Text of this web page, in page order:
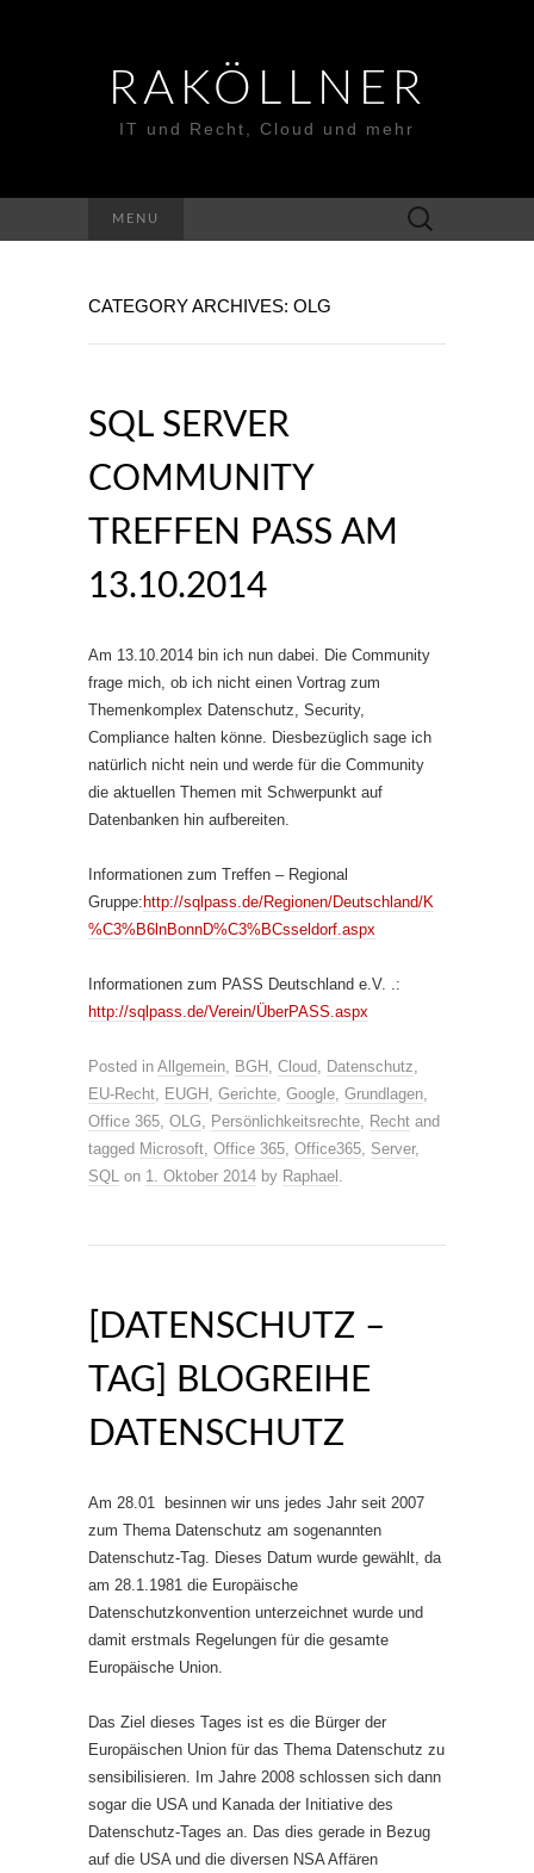
RAKÖLLNER
IT und Recht, Cloud und mehr
MENU
Suchen
nach:
CATEGORY ARCHIVES: OLG
SQL SERVER
COMMUNITY
TREFFEN PASS AM
13.10.2014
Am 13.10.2014 bin ich nun dabei. Die Community
frage mich, ob ich nicht einen Vortrag zum
Themenkomplex Datenschutz, Security,
Compliance halten könne. Diesbezüglich sage ich
natürlich nicht nein und werde für die Community
die aktuellen Themen mit Schwerpunkt auf
Datenbanken hin aufbereiten.
Informationen zum Treffen – Regional
Gruppe: http://sqlpass.de/Regionen/Deutschland/K
%C3%B6lnBonnD%C3%BCsseldorf.aspx
Informationen zum PASS Deutschland e.V. .:
http://sqlpass.de/Verein/ÜberPASS.aspx
Posted in Allgemein, BGH , Cloud, Datenschutz,
EU-Recht, EUGH , Gerichte, Google, Grundlagen,
Office 365, OLG, Persönlichkeitsrechte, Recht and
tagged Microsoft, Office 365, Office365, Server,
SQL on 1. Oktober 2014 by Raphael .
[DATENSCHUTZ –
TAG] BLOGREIHE
DATENSCHUTZ
Am 28.01 besinnen wir uns jedes Jahr seit 2007
zum Thema Datenschutz am sogenannten
Datenschutz-Tag. Dieses Datum wurde gewählt, da
am 28.1.1981 die Europäische
Datenschutzkonvention unterzeichnet wurde und
damit erstmals Regelungen für die gesamte
Europäische Union.
Das Ziel dieses Tages ist es die Bürger der
Europäischen Union für das Thema Datenschutz zu
sensibilisieren. Im Jahre 2008 schlossen sich dann
sogar die USA und Kanada der Initiative des
Datenschutz-Tages an. Das dies gerade in Bezug
auf die USA und die diversen NSA Affären